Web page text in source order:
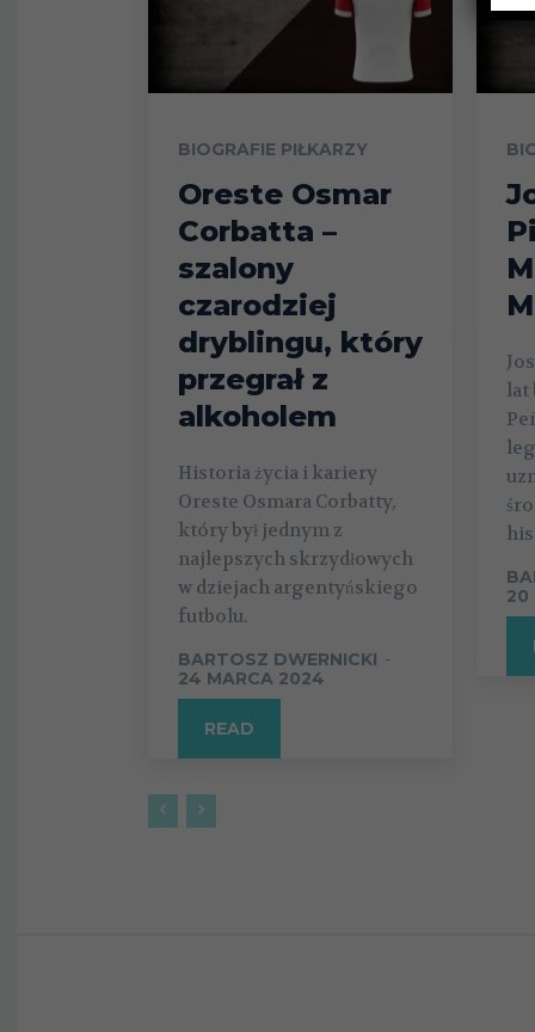
BIOGRAFIE PIŁKARZY
Oreste Osmar
Corbatta –
szalony
czarodziej
dryblingu, który
przegrał z
alkoholem
Historia życia i kariery
Oreste Osmara Corbatty,
który był jednym z
najlepszych skrzydłowych
w dziejach argentyńskiego
futbolu.
BARTOSZ DWERNICKI -
24 MARCA 2024
READ
lat
20